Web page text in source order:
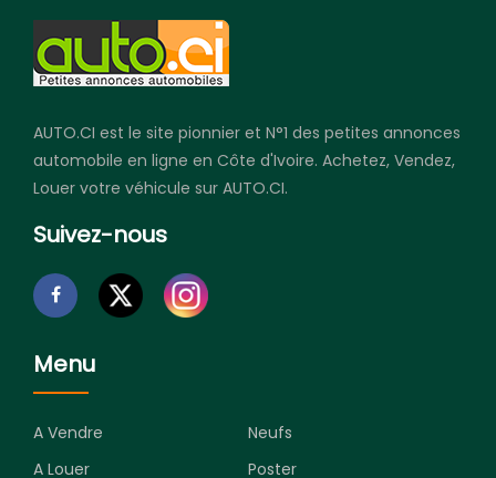
AUTO.CI est le site pionnier et N°1 des petites annonces
automobile en ligne en Côte d'Ivoire. Achetez, Vendez,
Louer votre véhicule sur AUTO.CI.
Suivez-nous
Menu
A Vendre
Neufs
A Louer
Poster